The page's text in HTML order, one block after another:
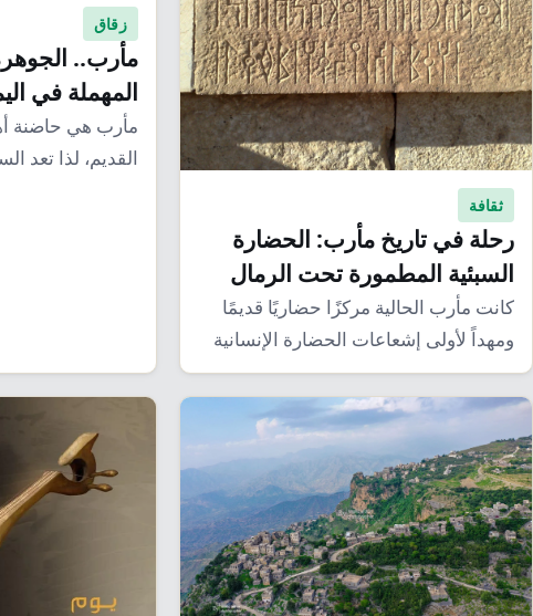
ثقافة
رحلة في تاريخ مأرب: الحضارة
السبئية المطمورة تحت الرمال
كانت مأرب الحالية مركزًا حضاريًا قديمًا
ومهداً لأولى إشعاعات الحضارة الإنسانية
في اليمن، الضاربة…
زقاق
مأرب..
المهملة في
مأرب هي حاضنة
القديم، لذا تعد